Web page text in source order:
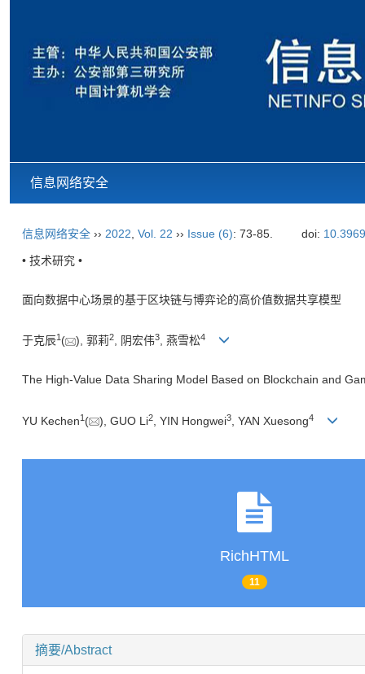
信息网络安全
信息网络安全 ›› 2022 Vol. 22 ›› Issue (6): 73-85. doi:
• 技术研究 •
面向数据中心场景的基于区块链与博弈论的高价值数据共享模型
于克辰1 ( ), 郭莉2, 阴宏伟3, 燕雪松4
The High-Value Data Sharing Model Based on Blockchain and
YU Kechen1 ( ), GUO Li2 , YIN Hongwei3 , YAN Xuesong4
RichHTML
11
摘要/Abstract